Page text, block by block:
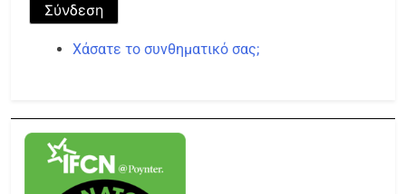
Σύνδεση
Χάσατε το συνθηματικό σας;